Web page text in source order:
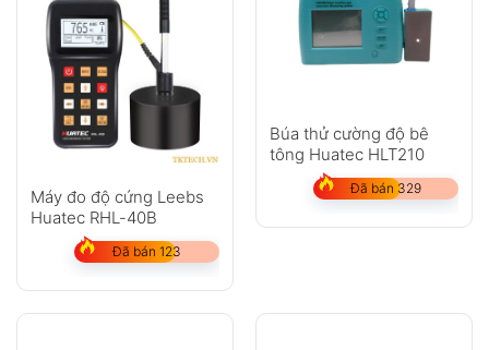
Máy đo độ cứng Leebs
Huatec RHL-40B
Đã bán 123
Búa thử cường độ bê
tông Huatec HLT210
Đã bán 329